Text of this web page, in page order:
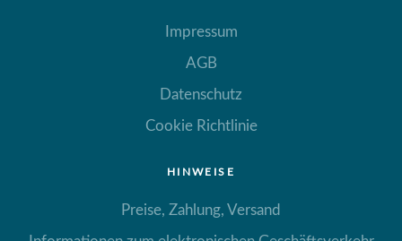
Impressum
AGB
Datenschutz
Cookie Richtlinie
HINWEISE
Preise, Zahlung, Versand